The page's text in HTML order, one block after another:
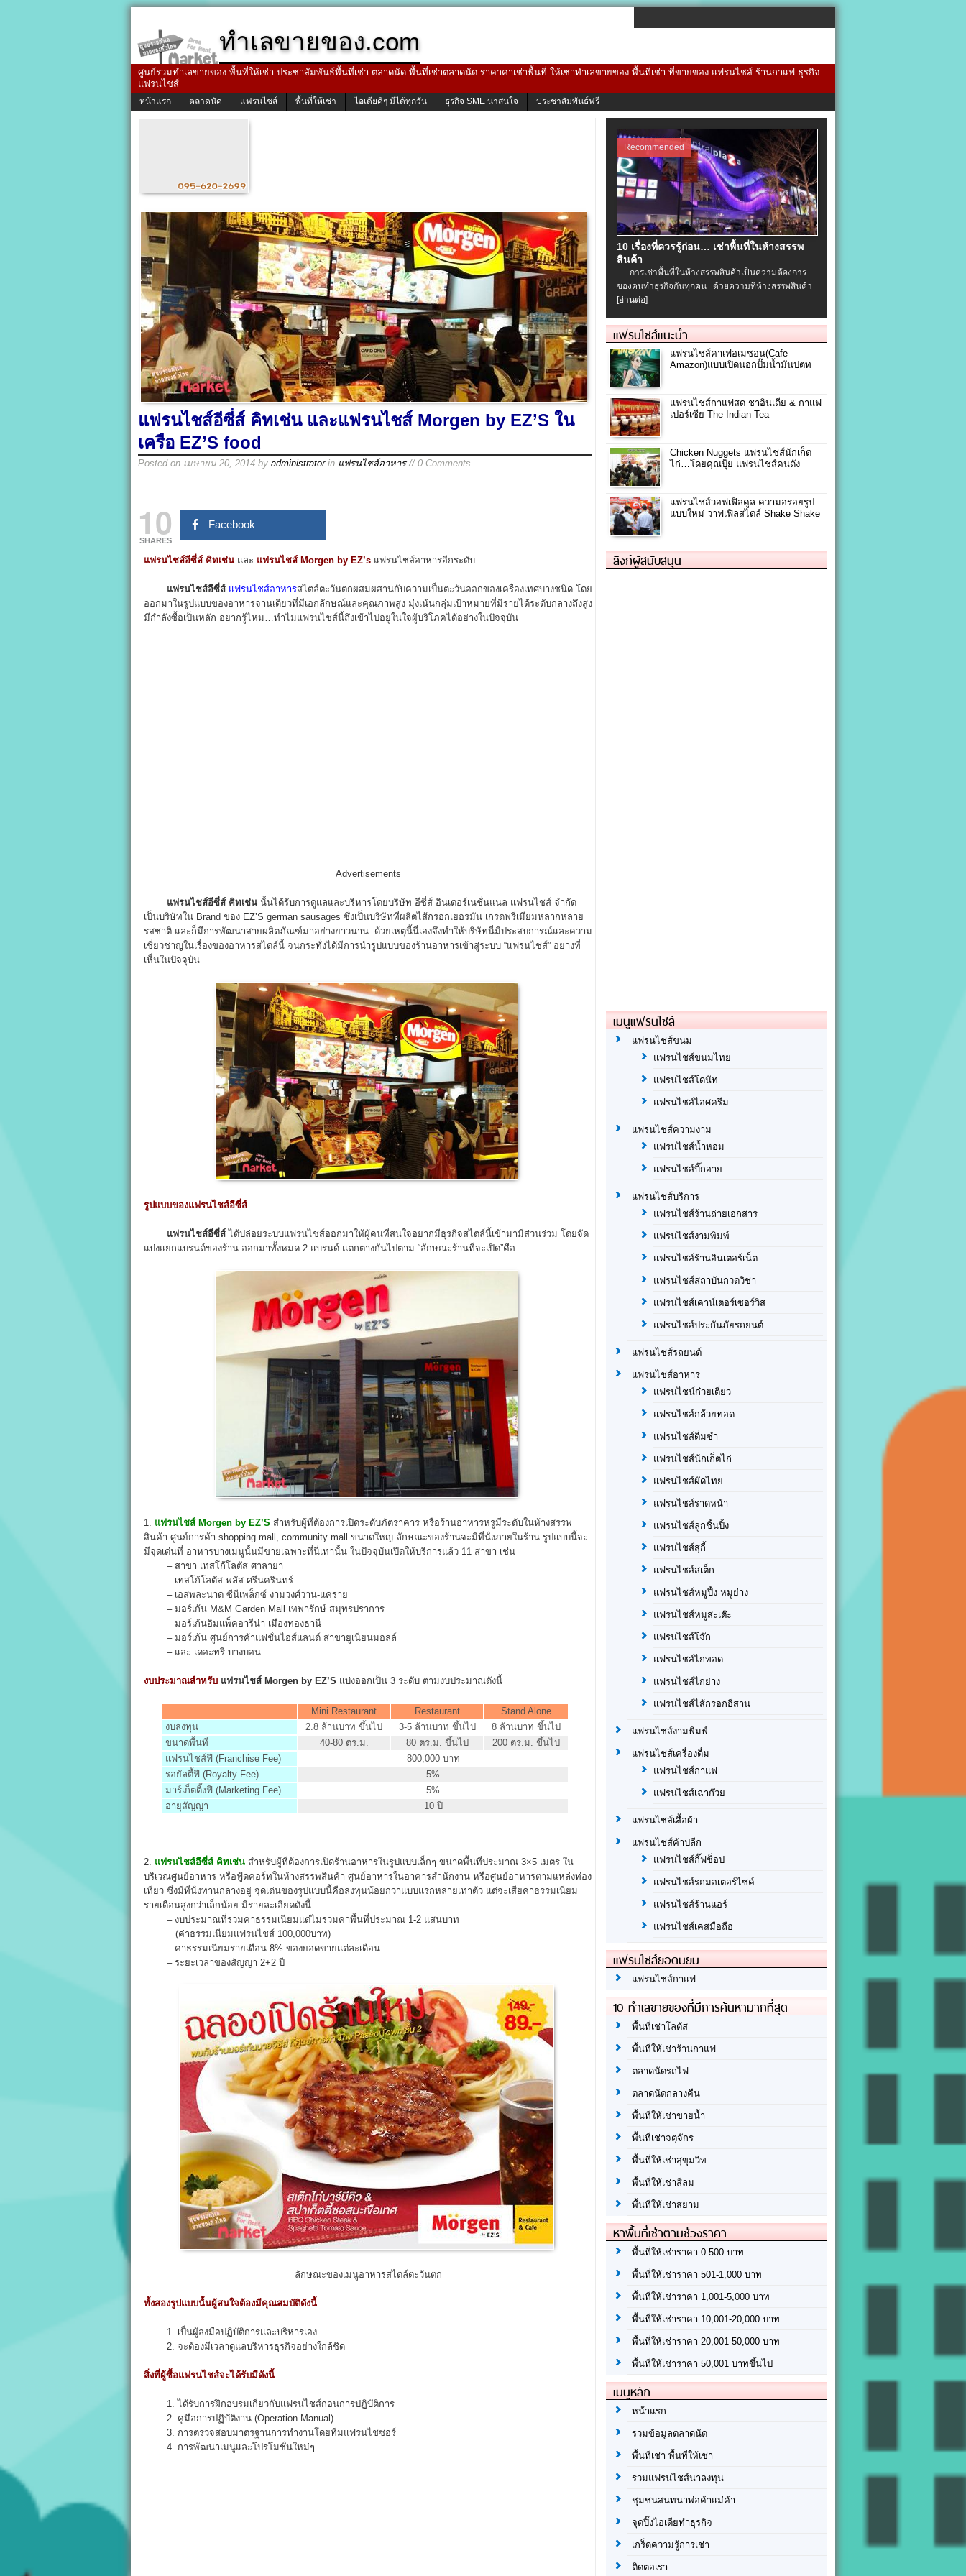
ทำเลขายของ.com
ศูนย์รวมทำเลขายของ พื้นที่ให้เช่า ประชาสัมพันธ์พื้นที่เช่า ตลาดนัด พื้นที่เช่าตลาดนัด ราคาค่าเช่าพื้นที่ ให้เช่าทำเลขายของ พื้นที่เช่า ที่ขายของ แฟรนไชส์ ร้านกาแฟ ธุรกิจ
แฟรนไชส์
หน้าแรก ตลาดนัด แฟรนไชส์ พื้นที่ให้เช่า ไอเดียดีๆ มีได้ทุกวัน ธุรกิจ SME น่าสนใจ ประชาสัมพันธ์ฟรี
แฟรนไชส์อีซี่ส์ คิทเช่น และแฟรนไชส์ Morgen by EZ’S ใน
เครือ EZ’S food
Posted on เมษายน 20, 2014 by administratorin แฟรนไชส์อาหาร// 0 Comments
10
SHARES
Facebook
แฟรนไชส์อีซี่ส์ คิทเช่น และ แฟรนไชส์ Morgen by EZ’s แฟรนไชส์อาหารอีกระดับ
แฟรนไชส์อีซี่ส์ แฟรนไชส์อาหารสไตล์ตะวันตกผสมผสานกับความเป็นตะวันออกของเครื่องเทศบางชนิด โดย
ออกมาในรูปแบบของอาหารจานเดียวที่มีเอกลักษณ์และคุณภาพสูง มุ่งเน้นกลุ่มเป้าหมายที่มีรายได้ระดับกลางถึงสูง
มีกำลังซื้อเป็นหลัก อยากรู้ไหม…ทำไมแฟรนไชส์นี้ถึงเข้าไปอยู่ในใจผู้บริโภคได้อย่างในปัจจุบัน
Advertisements
แฟรนไชส์อีซี่ส์ คิทเช่น นั้นได้รับการดูแลและบริหารโดยบริษัท อีซี่ส์ อินเตอร์เนชั่นแนล แฟรนไชส์ จำกัด
เป็นบริษัทใน Brand ของ EZ’S german sausages ซึ่งเป็นบริษัทที่ผลิตไส้กรอกเยอรมัน เกรดพรีเมียมหลากหลาย
รสชาติ และก็มีการพัฒนาสายผลิตภัณฑ์มาอย่างยาวนาน ด้วยเหตุนี้นี่เองจึงทำให้บริษัทนี่มีประสบการณ์และความ
เชี่ยวชาญในเรื่องของอาหารสไตล์นี้ จนกระทั่งได้มีการนำรูปแบบของร้านอาหารเข้าสู่ระบบ “แฟรนไชส์” อย่างที่
เห็นในปัจจุบัน
รูปแบบของแฟรนไชส์อีซี่ส์
แฟรนไชส์อีซี่ส์ได้ปล่อยระบบแฟรนไชส์ออกมาให้ผู้คนที่สนใจอยากมีธุรกิจสไตล์นี้เข้ามามีส่วนร่วม โดยจัด
แบ่งแยกแบรนด์ของร้าน ออกมาทั้งหมด 2 แบรนด์ แตกต่างกันไปตาม “ลักษณะร้านที่จะเปิด”คือ
1. แฟรนไชส์ Morgen by EZ’S สำหรับผู้ที่ต้องการเปิดระดับภัตราคาร หรือร้านอาหารหรูมีระดับในห้างสรรพ
สินค้า ศูนย์การค้า shopping mall, community mall ขนาดใหญ่ ลักษณะของร้านจะมีที่นั่งภายในร้าน รูปแบบนี้จะ
มีจุดเด่นที่ อาหารบางเมนูนั้นมีขายเฉพาะที่นี่เท่านั้น ในปัจจุบันเปิดให้บริการแล้ว 11 สาขา เช่น
– สาขา เทสโก้โลตัส ศาลายา
– เทสโก้โลตัส พลัส ศรีนครินทร์
– เอสพละนาด ซีนีเพล็กซ์ งามวงศ์วาน-แคราย
– มอร์เก้น M&M Garden Mall เทพารักษ์ สมุทรปราการ
– มอร์เก้นอิมแพ็คอารีน่า เมืองทองธานี
– มอร์เก้น ศูนย์การค้าแฟชั่นไอส์แลนด์ สาขายูเนี่ยนมอลล์
– และ เดอะทรี บางบอน
งบประมาณสำหรับ แฟรนไชส์ Morgen by EZ’S แบ่งออกเป็น 3 ระดับ ตามงบประมาณดังนี้
Mini Restaurant Restaurant
Stand Alone
งบลงทุน
2.8 ล้านบาท ขึ้นไป 3-5 ล้านบาท ขึ้นไป
8 ล้านบาท ขึ้นไป
ขนาดพื้นที่
40-80 ตร.ม. 80 ตร.ม. ขึ้นไป
200 ตร.ม. ขึ้นไป
แฟรนไชส์ฟี (Franchise Fee)
800,000 บาท
รอยัลตี้ฟี (Royalty Fee)
5%
มาร์เก็ตติ้งฟี (Marketing Fee)
5%
อายุสัญญา
10 ปี
2. แฟรนไชส์อีซี่ส์ คิทเช่น สำหรับผู้ที่ต้องการเปิดร้านอาหารในรูปแบบเล็กๆ ขนาดพื้นที่ประมาณ 3×5 เมตร ใน
บริเวณศูนย์อาหาร หรือฟู้ดคอร์ทในห้างสรรพสินค้า ศูนย์อาหารในอาคารสำนักงาน หรือศูนย์อาหารตามแหล่งท่อง
เที่ยว ซึ่งมีที่นั่งทานกลางอยู่ จุดเด่นของรูปแบบนี้คือลงทุนน้อยกว่าแบบแรกหลายเท่าตัว แต่จะเสียค่าธรรมเนียม
รายเดือนสูงกว่าเล็กน้อย มีรายละเอียดดังนี้
– งบประมาณที่รวมค่าธรรมเนียมแต่ไม่รวมค่าพื้นที่ประมาณ 1-2 แสนบาท
(ค่าธรรมเนียมแฟรนไชส์ 100,000บาท)
– ค่าธรรมเนียมรายเดือน 8% ของยอดขายแต่ละเดือน
– ระยะเวลาของสัญญา 2+2 ปี
ลักษณะของเมนูอาหารสไตล์ตะวันตก
ทั้งสองรูปแบบนั้นผู้สนใจต้องมีคุณสมบัติดังนี้
1. เป็นผู้ลงมือปฏิบัติการและบริหารเอง
2. จะต้องมีเวลาดูแลบริหารธุรกิจอย่างใกล้ชิด
สิ่งที่ผู้ซื้อแฟรนไชส์จะได้รับมีดังนี้
1. ได้รับการฝึกอบรมเกี่ยวกับแฟรนไชส์ก่อนการปฏิบัติการ
2. คู่มือการปฏิบัติงาน (Operation Manual)
3. การตรวจสอบมาตรฐานการทำงานโดยทีมแฟรนไชซอร์
4. การพัฒนาเมนูและโปรโมชั่นใหม่ๆ
Recommended
10 เรื่องที่ควรรู้ก่อน… เช่าพื้นที่ในห้างสรรพ
สินค้า
การเช่าพื้นที่ในห้างสรรพสินค้าเป็นความต้องการ
ของคนทำธุรกิจกันทุกคน ด้วยความที่ห้างสรรพสินค้า
[อ่านต่อ]
แฟรนไชส์แนะนำ
แฟรนไชส์คาเฟ่อเมซอน(Cafe
Amazon)แบบเปิดนอกปั๊มน้ำมันปตท
แฟรนไชส์กาแฟสด ชาอินเดีย & กาแฟ
เปอร์เซีย The Indian Tea
Chicken Nuggets แฟรนไชส์นักเก็ต
ไก่…โดยคุณปุ้ย แฟรนไชส์คนดัง
แฟรนไชส์วอฟเฟิลคูล ความอร่อยรูป
แบบใหม่ วาฟเฟิลสไตล์ Shake Shake
ลิงก์ผู้สนับสนุน
เมนูแฟรนไชส์
แฟรนไชส์ขนม
แฟรนไชส์ขนมไทย
แฟรนไชส์โดนัท
แฟรนไชส์ไอศครีม
แฟรนไชส์ความงาม
แฟรนไชส์น้ำหอม
แฟรนไชส์บิ๊กอาย
แฟรนไชส์บริการ
แฟรนไชส์ร้านถ่ายเอกสาร
แฟรนไชส์งามพิมพ์
แฟรนไชส์ร้านอินเตอร์เน็ต
แฟรนไชส์สถาบันกวดวิชา
แฟรนไชส์เคาน์เตอร์เซอร์วิส
แฟรนไชส์ประกันภัยรถยนต์
แฟรนไชส์รถยนต์
แฟรนไชส์อาหาร
แฟรนไชน์ก๋วยเตี๋ยว
แฟรนไชส์กล้วยทอด
แฟรนไชส์ติ่มซำ
แฟรนไชส์นักเก็ตไก่
แฟรนไชส์ผัดไทย
แฟรนไชส์ราดหน้า
แฟรนไชส์ลูกชิ้นปิ้ง
แฟรนไชส์สุกี้
แฟรนไชส์สเต็ก
แฟรนไชส์หมูปิ้ง-หมูย่าง
แฟรนไชส์หมูสะเต๊ะ
แฟรนไชส์โจ๊ก
แฟรนไชส์ไก่ทอด
แฟรนไชส์ไก่ย่าง
แฟรนไชส์ไส้กรอกอีสาน
แฟรนไชส์งามพิมพ์
แฟรนไชส์เครื่องดื่ม
แฟรนไชส์กาแฟ
แฟรนไชส์เฉาก๊วย
แฟรนไชส์เสื้อผ้า
แฟรนไชส์ค้าปลีก
แฟรนไชส์กิ๊ฟช็อป
แฟรนไชส์รถมอเตอร์ไซค์
แฟรนไชส์ร้านแอร์
แฟรนไชส์เคสมือถือ
แฟรนไชส์ยอดนิยม
แฟรนไชส์กาแฟ
10 ทำเลขายของที่มีการค้นหามากที่สุด
พื้นที่เช่าโลตัส
พื้นที่ให้เช่าร้านกาแฟ
ตลาดนัดรถไฟ
ตลาดนัดกลางคืน
พื้นที่ให้เช่าขายน้ำ
พื้นที่เช่าจตุจักร
พื้นที่ให้เช่าสุขุมวิท
พื้นที่ให้เช่าสีลม
พื้นที่ให้เช่าสยาม
หาพื้นที่เช่าตามช่วงราคา
พื้นที่ให้เช่าราคา 0-500 บาท
พื้นที่ให้เช่าราคา 501-1,000 บาท
พื้นที่ให้เช่าราคา 1,001-5,000 บาท
พื้นที่ให้เช่าราคา 10,001-20,000 บาท
พื้นที่ให้เช่าราคา 20,001-50,000 บาท
พื้นที่ให้เช่าราคา 50,001 บาทขึ้นไป
เมนูหลัก
หน้าแรก
รวมข้อมูลตลาดนัด
พื้นที่เช่า พื้นที่ให้เช่า
รวมแฟรนไชส์น่าลงทุน
ชุมชนสนทนาพ่อค้าแม่ค้า
จุดปิ๊งไอเดียทำธุรกิจ
เกร็ดความรู้การเช่า
ติดต่อเรา